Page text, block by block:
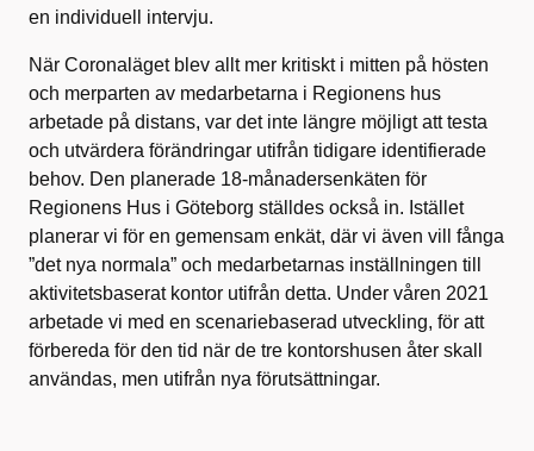
en individuell intervju.
När Coronaläget blev allt mer kritiskt i mitten på hösten
och merparten av medarbetarna i Regionens hus
arbetade på distans, var det inte längre möjligt att testa
och utvärdera förändringar utifrån tidigare identifierade
behov. Den planerade 18-månadersenkäten för
Regionens Hus i Göteborg ställdes också in. Istället
planerar vi för en gemensam enkät, där vi även vill fånga
”det nya normala” och medarbetarnas inställningen till
aktivitetsbaserat kontor utifrån detta. Under våren 2021
arbetade vi med en scenariebaserad utveckling, för att
förbereda för den tid när de tre kontorshusen åter skall
användas, men utifrån nya förutsättningar.